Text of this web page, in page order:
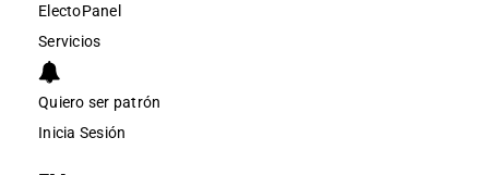
ElectoPanel
Servicios
Quiero ser patrón
Inicia Sesión